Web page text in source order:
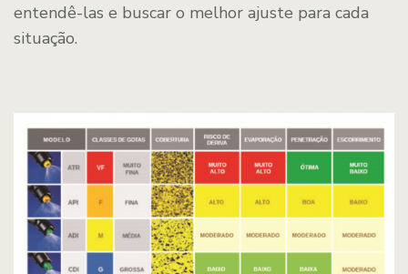
entendê-las e buscar o melhor ajuste para cada
situação.